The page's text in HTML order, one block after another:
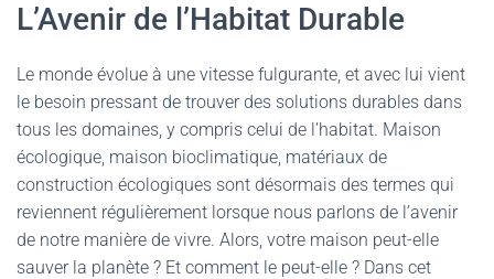
L’Avenir de l’Habitat Durable
Le monde évolue à une vitesse fulgurante, et avec lui vient
le besoin pressant de trouver des solutions durables dans
tous les domaines, y compris celui de l’habitat. Maison
écologique, maison bioclimatique, matériaux de
construction écologiques sont désormais des termes qui
reviennent régulièrement lorsque nous parlons de l’avenir
de notre manière de vivre. Alors, votre maison peut-elle
sauver la planète ? Et comment le peut-elle ? Dans cet